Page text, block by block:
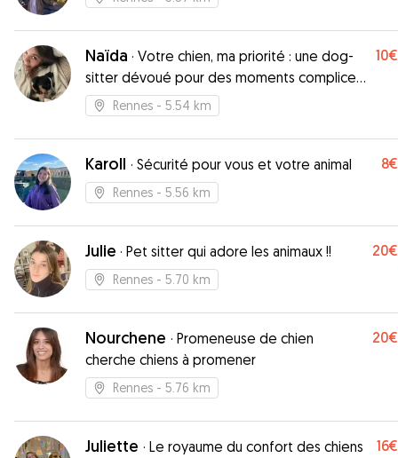
comme ils peuvent le faire pour leur chien. C’était
première fois que je la faisais garder grâce à
application et je leur confierai de nouveau Billie
confiance. (En rentrant elle a passé sa soirée à
attendre Toudoom devant la porte, une preuve de
plus que c’était un super week-end.) Merci
Naïda · Votre chien, ma priorité : une dog-
sitter dévoué pour des moments complices
et une tranquillité d'esprit totale !
10€
Rennes - 5.54 km
Karoll · Sécurité pour vous et votre animal 8€
Rennes - 5.56 km
Julie · Pet sitter qui adore les animaux !! 20€
Rennes - 5.70 km
Nourchene · Promeneuse de chien
cherche chiens à promener
20€
Rennes - 5.76 km
Juliette · Le royaume du confort des chiens
16€